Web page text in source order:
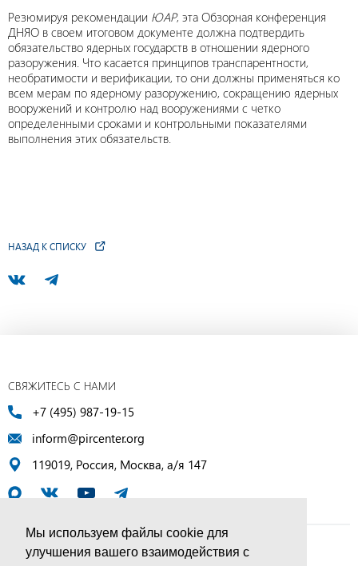
Мы используем файлы cookie для
улучшения вашего взаимодействия с
Резюмируя рекомендации ЮАР, эта Обзорная конференция
ДНЯО в своем итоговом документе должна подтвердить
обязательство ядерных государств в отношении ядерного
разоружения. Что касается принципов транспарентности,
необратимости и верификации, то они должны применяться ко
всем мерам по ядерному разоружению, сокращению ядерных
вооружений и контролю над вооружениями с четко
определенными сроками и контрольными показателями
выполнения этих обязательств.
НАЗАД К СПИСКУ
СВЯЖИТЕСЬ С НАМИ
+7 (495) 987-19-15
inform@pircenter.org
119019, Россия, Москва, а/я 147
© ПИР-Центр, 1994–2025 | Все права защищены